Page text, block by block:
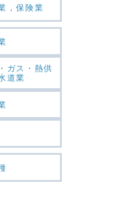
，保険業
ガス・熱供
道業